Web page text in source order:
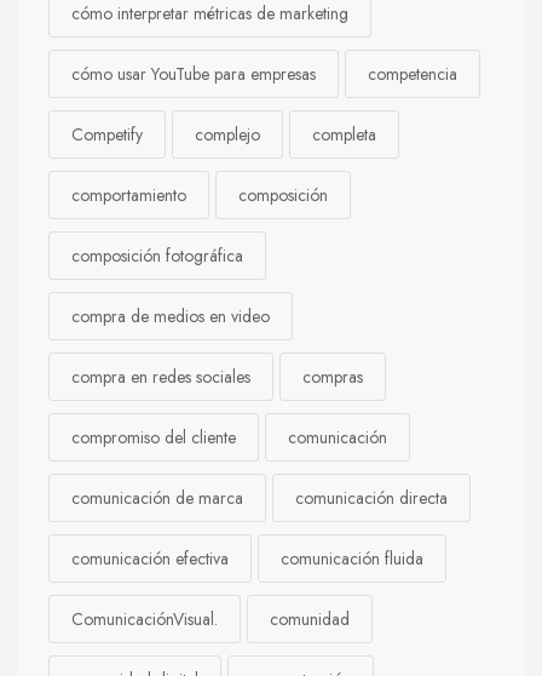
cómo interpretar métricas de marketing
cómo usar YouTube para empresas competencia
Competify complejo completa
comportamiento composición
composición fotográfica
compra de medios en video
compra en redes sociales compras
compromiso del cliente comunicación
comunicación de marca comunicación directa
comunicación efectiva comunicación fluida
ComunicaciónVisual. comunidad